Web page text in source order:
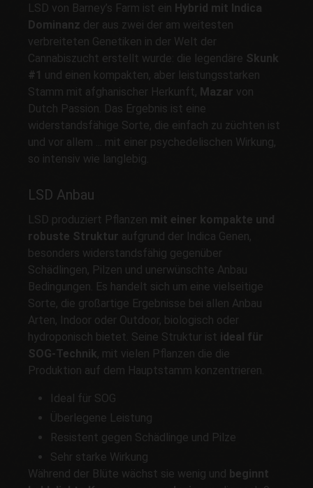
LSD von Barney’s Farm ist ein Hybrid mit Indica
Dominanz der aus zwei der am weitesten
verbreiteten Genetiken in der Welt der
Cannabiszucht erstellt wurde: die legendäre Skunk
#1 und einen kompakten, aber leistungsstarken
Stamm mit afghanischer Herkunft, Mazar von
Dutch Passion. Das Ergebnis ist eine
widerstandsfähige Sorte, die einfach zu züchten ist
und vor allem ... mit einer psychedelischen Wirkung,
so intensiv wie langlebig.
LSD Anbau
LSD produziert Pflanzen mit einer kompakte und
robuste Struktur aufgrund der Indica Genen,
besonders widerstandsfähig gegenüber
Schädlingen, Pilzen und unerwünschte Anbau
Bedingungen. Es handelt sich um eine vielseitige
Sorte, die großartige Ergebnisse bei allen Anbau
Arten, Indoor oder Outdoor, biologisch oder
hydroponisch bietet. Seine Struktur ist ideal für
SOG-Technik, mit vielen Pflanzen die die
Produktion auf dem Hauptstamm konzentrieren.
Ideal für SOG
Überlegene Leistung
Resistent gegen Schädlinge und Pilze
Sehr starke Wirkung
Während der Blüte wächst sie wenig und beginnt